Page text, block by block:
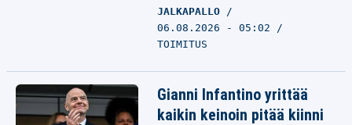
JALKAPALLO
06.08.2026 - 05:02
TOIMITUS
Gianni Infantino yrittää
kaikin keinoin pitää kiinni